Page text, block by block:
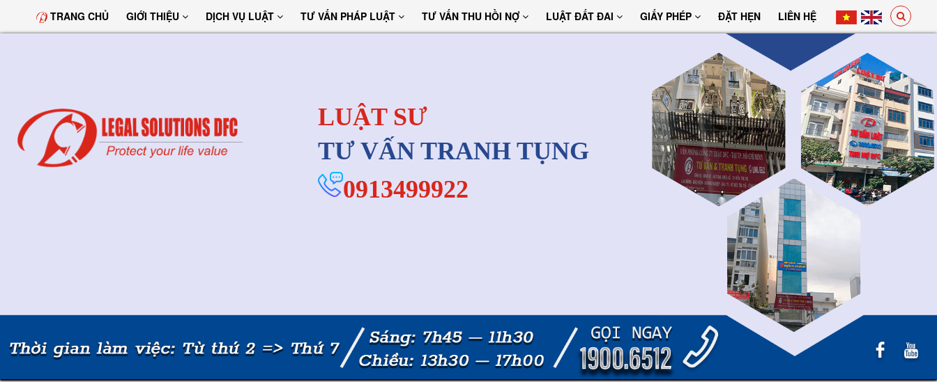
TRANG CHỦ GIỚI THIỆU DỊCH VỤ LUẬT TƯ VẤN PHÁP LUẬT TƯ VẤN THU HỒI NỢ LUẬT ĐẤT ĐAI GIẤY PHÉP ĐẶT HẸN LIÊN HỆ
LUẬT SƯ
TƯ VẤN TRANH TỤNG
0913499922